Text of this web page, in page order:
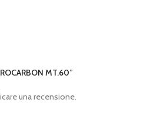
MT.60”
una recensione.